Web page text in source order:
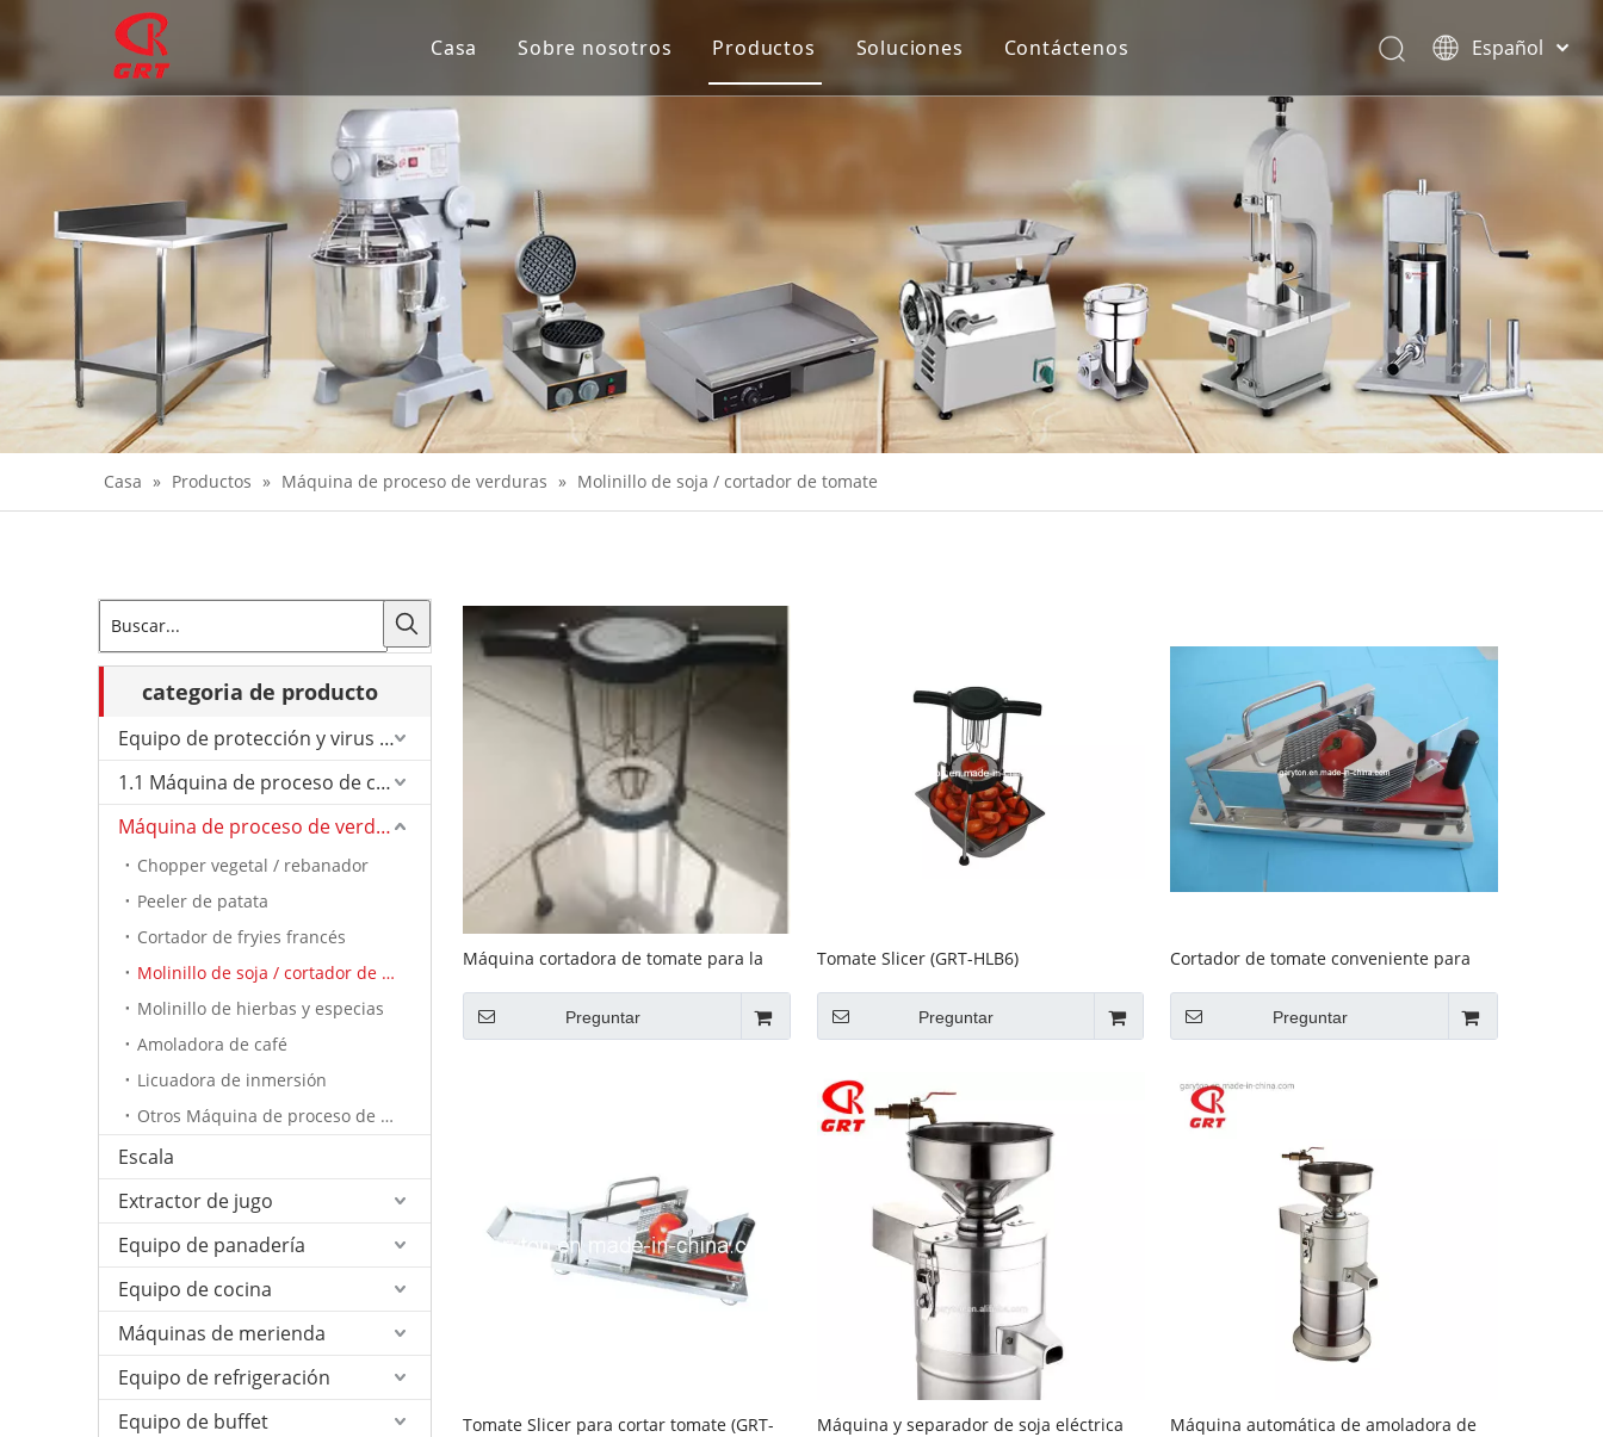
Casa Sobre nosotros Productos
Equipo de protección y virus de Corona.
Extractor de jugo
Equipo de panadería
Equipo de cocina
Máquinas de merienda
Equipos de acero inoxidable
Servicio de comida
Soluciones Contáctenos
Español
English
Casa » Productos » Máquina de proceso de verduras » Molinillo de soja / cortador de tomate
categoria de producto
Equipo de protección y virus de Corona.
1.1 Máquina de proceso de carne
Máquina de proceso de verduras
Chopper vegetal / rebanador
Peeler de patata
Cortador de fryies francés
Molinillo de soja / cortador de tomate
Molinillo de hierbas y especias
Amoladora de café
Licuadora de inmersión
Otros Máquina de proceso de verduras
Escala
Extractor de jugo
Equipo de panadería
Equipo de cocina
Máquinas de merienda
Equipo de refrigeración
Equipo de buffet
Máquina cortadora de tomate para la
Preguntar
Tomate Slicer (GRT-HLB6)
Preguntar
Cortador de tomate conveniente para
Preguntar
Tomate Slicer para cortar tomate (GRT-
Máquina y separador de soja eléctrica
Máquina automática de amoladora de